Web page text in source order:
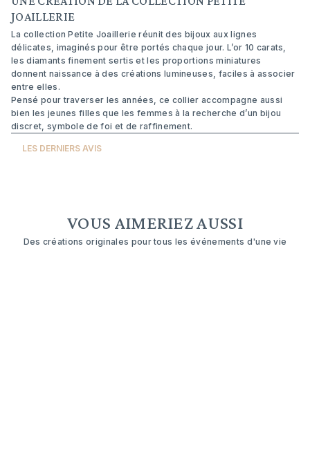
JOAILLERIE
La collection Petite Joaillerie réunit des bijoux aux lignes
délicates, imaginés pour être portés chaque jour. L’or 10 carats,
les diamants finement sertis et les proportions miniatures
donnent naissance à des créations lumineuses, faciles à associer
entre elles.
Pensé pour traverser les années, ce collier accompagne aussi
bien les jeunes filles que les femmes à la recherche d’un bijou
discret, symbole de foi et de raffinement.
LES DERNIERS AVIS
VOUS AIMERIEZ AUSSI
Des créations originales pour tous les événements d'une vie